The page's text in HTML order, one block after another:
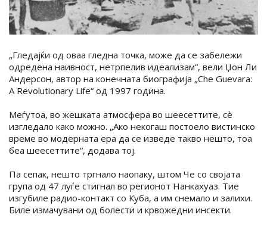
„Гледајќи од оваа гледна точка, може да се забележи
одредена наивност, нетрпелив идеализам“, вели Џон Ли
Андерсон, автор на конечната биографија „Che Guevara:
A Revolutionary Life“ од 1997 година.
Меѓутоа, во жешката атмосфера во шеесеттите, сè
изгледало како можно. „Ако некогаш постоело вистинско
време во модерната ера да се изведе такво нешто, тоа
беа шеесеттите“, додава тој.
Па сепак, нешто тргнало наопаку, штом Че со својата
група од 47 луѓе стигнал во регионот Нанкахуаз. Тие
изгубиле радио-контакт со Куба, а им снемало и залихи.
Биле измачувани од болести и крвожедни инсекти.